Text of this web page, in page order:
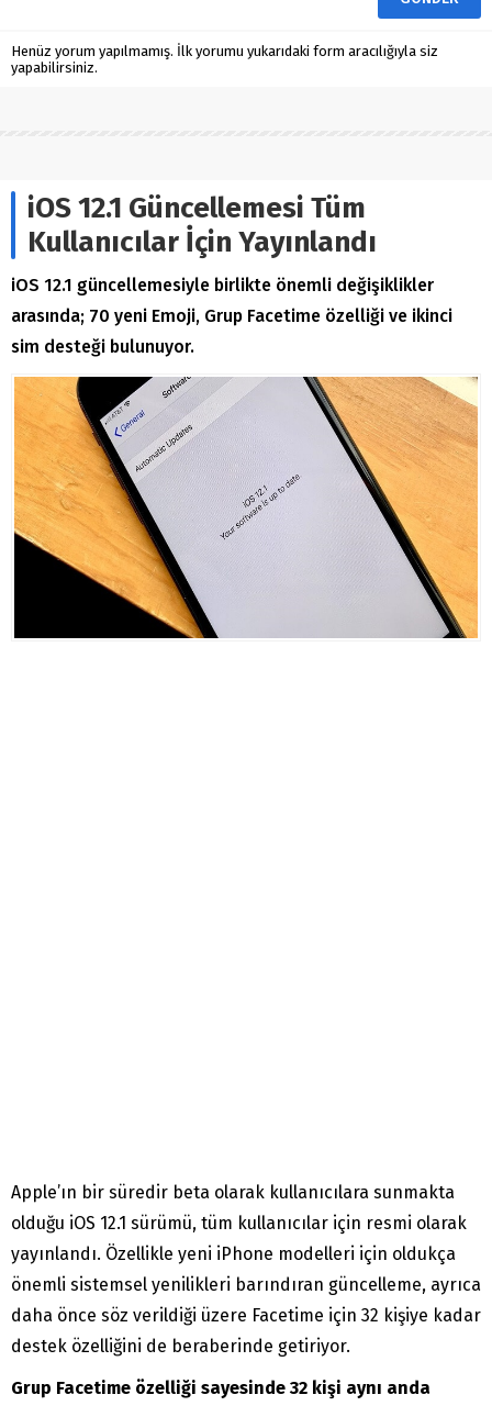
Henüz yorum yapılmamış. İlk yorumu yukarıdaki form aracılığıyla siz
yapabilirsiniz.
iOS 12.1 Güncellemesi Tüm
Kullanıcılar İçin Yayınlandı
iOS 12.1 güncellemesiyle birlikte önemli değişiklikler
arasında; 70 yeni Emoji, Grup Facetime özelliği ve ikinci
sim desteği bulunuyor.
Apple’ın bir süredir beta olarak kullanıcılara sunmakta
olduğu iOS 12.1 sürümü, tüm kullanıcılar için resmi olarak
yayınlandı. Özellikle yeni iPhone modelleri için oldukça
önemli sistemsel yenilikleri barındıran güncelleme, ayrıca
daha önce söz verildiği üzere Facetime için 32 kişiye kadar
destek özelliğini de beraberinde getiriyor.
Grup Facetime özelliği sayesinde 32 kişi aynı anda